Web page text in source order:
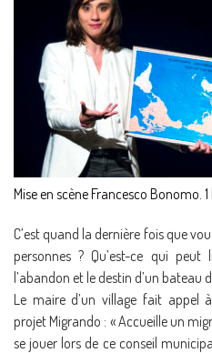
Mise en scèneFrancesco Bonomo.
C’est quand la dernière fois que
personnes ? Qu’est-ce qui
l’abandon et le destin d’un bateau
Le maire d’un village fait appel
projet Migrando : « Accueille un
se jouer lors de ce conseil